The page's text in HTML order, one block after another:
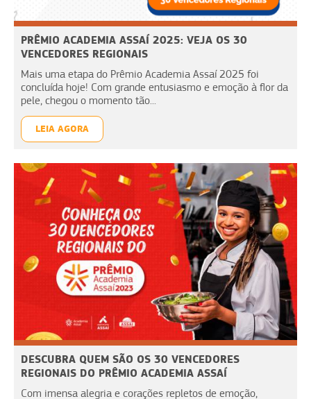
PRÊMIO ACADEMIA ASSAÍ 2025: VEJA OS 30
VENCEDORES REGIONAIS
Mais uma etapa do Prêmio Academia Assaí 2025 foi
concluída hoje! Com grande entusiasmo e emoção à flor da
pele, chegou o momento tão...
LEIA AGORA
DESCUBRA QUEM SÃO OS 30 VENCEDORES
REGIONAIS DO PRÊMIO ACADEMIA ASSAÍ
Com imensa alegria e corações repletos de emoção,